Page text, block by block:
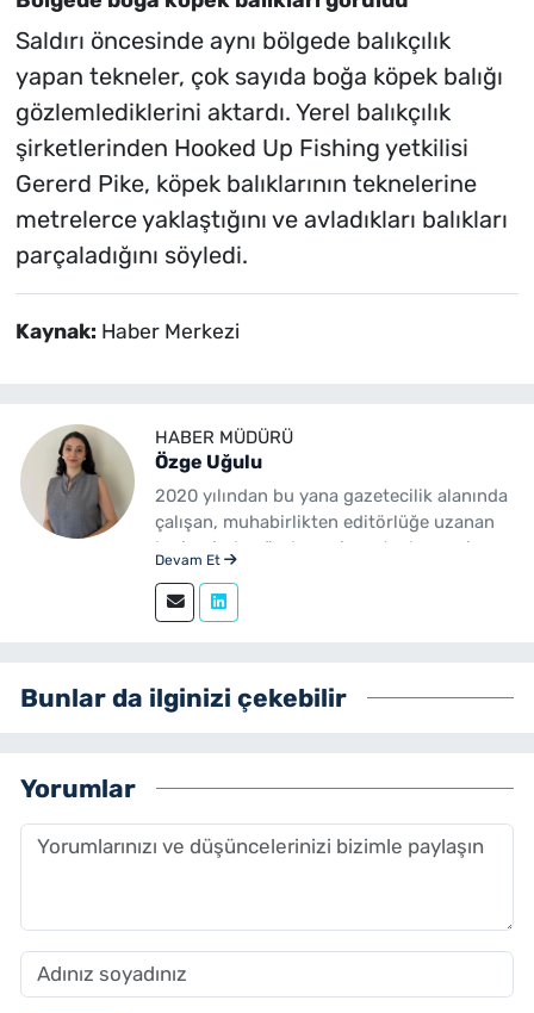
Saldırı öncesinde aynı bölgede balıkçılık
yapan tekneler, çok sayıda boğa köpek balığı
gözlemlediklerini aktardı. Yerel balıkçılık
şirketlerinden Hooked Up Fishing yetkilisi
Gererd Pike, köpek balıklarının teknelerine
metrelerce yaklaştığını ve avladıkları balıkları
parçaladığını söyledi.
Kaynak: Haber Merkezi
HABER MÜDÜRÜ
Özge Uğulu
2020 yılından bu yana gazetecilik alanında
çalışan, muhabirlikten editörlüğe uzanan
kariyerinde gündem, siyaset, ekonomi,
olmak üzere birçok alanda içerik üreten bir
gazetecidir. Ege Üniversitesi İletişim
olarak çalışmalarını sürdürmektedir.
Devam Et
Bunlar da ilginizi çekebilir
Yorumlar